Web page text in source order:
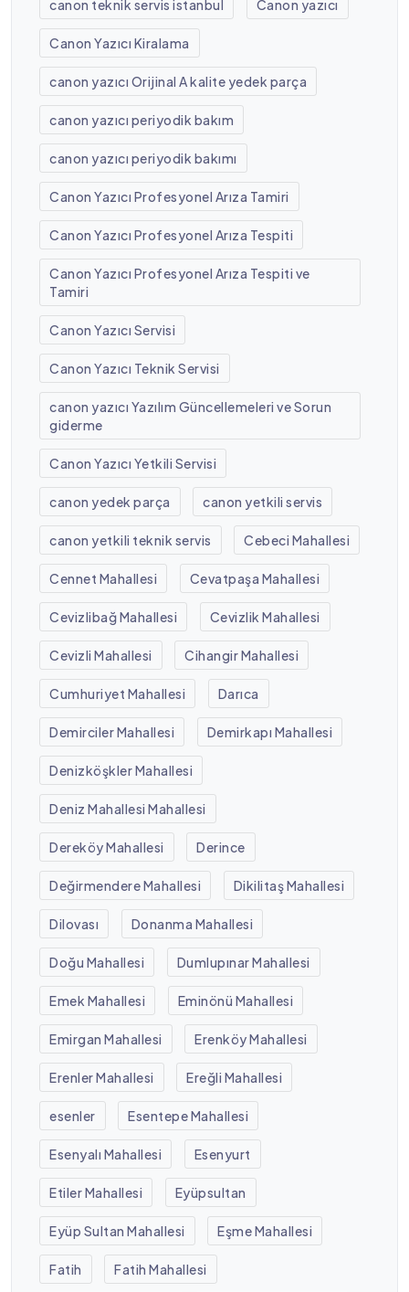
canon teknik servis istanbul Canon yazıcı
Canon Yazıcı Kiralama
canon yazıcı Orijinal A kalite yedek parça
canon yazıcı periyodik bakım
canon yazıcı periyodik bakımı
Canon Yazıcı Profesyonel Arıza Tamiri
Canon Yazıcı Profesyonel Arıza Tespiti
Canon Yazıcı Profesyonel Arıza Tespiti ve
Tamiri
Canon Yazıcı Servisi
Canon Yazıcı Teknik Servisi
canon yazıcı Yazılım Güncellemeleri ve Sorun
giderme
Canon Yazıcı Yetkili Servisi
canon yedek parça canon yetkili servis
canon yetkili teknik servis Cebeci Mahallesi
Cennet Mahallesi Cevatpaşa Mahallesi
Cevizlibağ Mahallesi Cevizlik Mahallesi
Cevizli Mahallesi Cihangir Mahallesi
Cumhuriyet Mahallesi Darıca
Demirciler Mahallesi Demirkapı Mahallesi
Denizköşkler Mahallesi
Deniz Mahallesi Mahallesi
Dereköy Mahallesi Derince
Değirmendere Mahallesi Dikilitaş Mahallesi
Dilovası Donanma Mahallesi
Doğu Mahallesi Dumlupınar Mahallesi
Emek Mahallesi Eminönü Mahallesi
Emirgan Mahallesi Erenköy Mahallesi
Erenler Mahallesi Ereğli Mahallesi
esenler Esentepe Mahallesi
Esenyalı Mahallesi Esenyurt
Etiler Mahallesi Eyüpsultan
Eyüp Sultan Mahallesi Eşme Mahallesi
Fatih Fatih Mahallesi